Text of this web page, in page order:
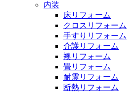
内装
床リフォーム
クロスリフォーム
手すりリフォーム
介護リフォーム
襖リフォーム
畳リフォーム
耐震リフォーム
断熱リフォーム